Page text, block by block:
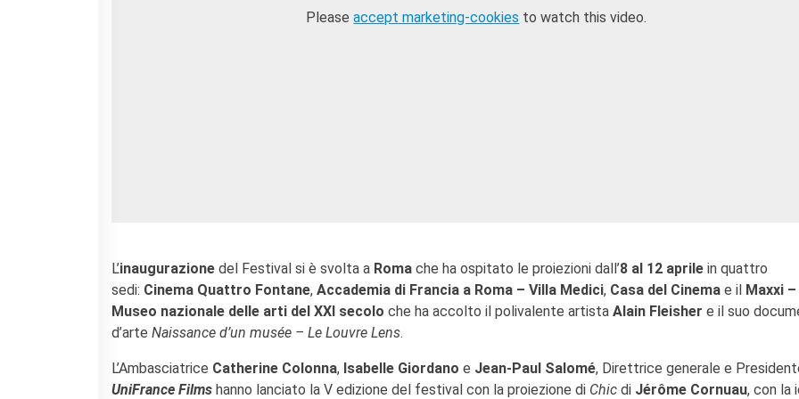
Pleaseaccept marketing-cookies to watch this video.
L’inaugurazione del Festival si è svolta a Roma che ha ospitato le proiezioni dall’8 al 12 aprile in quattro
sedi: Cinema Quattro Fontane, Accademia di Francia a Roma – Villa Medici, Casa del Cinema e il Maxxi –
Museo nazionale delle arti del XXI secolo che ha accolto il polivalente artista Alain Fleisher e il suo
d’arte Naissance d’un musée – Le Louvre Lens.
L’Ambasciatrice Catherine Colonna, Isabelle Giordano e Jean-Paul Salomé, Direttrice generale e
UniFrance Films hanno lanciato la V edizione del festival con la proiezione di Chic di Jérôme Cornuau, con la